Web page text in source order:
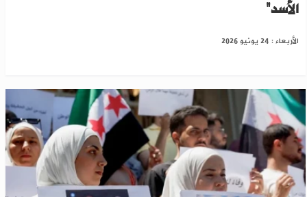
الأسد”
الأربعاء : 24 يونيو 2026